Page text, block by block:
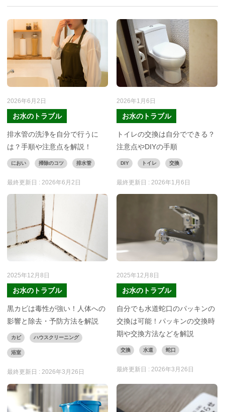
2026年6月2日
お水のトラブル
排水管の洗浄を自分で行うに
は？手順や注意点を解説！
におい 掃除のコツ 排水管
最終更新日 : 2026年6月2日
2026年1月6日
お水のトラブル
トイレの交換は自分でできる？
注意点やDIYの手順
DIY トイレ 交換
最終更新日 : 2026年1月6日
2025年12月8日
お水のトラブル
黒カビは毒性が強い！人体への
影響と除去・予防方法を解説
カビ ハウスクリーニング
浴室
最終更新日 : 2026年3月26日
2025年12月8日
お水のトラブル
自分でも水道蛇口のパッキンの
交換は可能！パッキンの交換時
期や交換方法などを解説
交換 水道 蛇口
最終更新日 :2026年3月26日